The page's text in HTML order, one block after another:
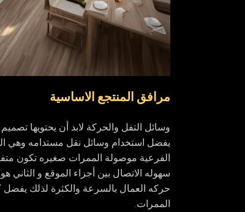
مرافق المنتجع الاساسية
وسائل التفل والحركة لابد أن يحتويها
يفضل استخدام وسائل نقل مستدامه وهي
الفرعية موصولة الممرات صغيره تكون
سهوله الاتصال بين أجزاء الموقع و
حركه العمال بالسرعة والكثرة لذلك
الممرات.